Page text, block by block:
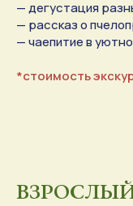
— дегустация
— рассказ о
— чаепитие в
*стоимость